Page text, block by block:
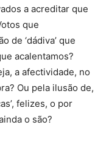
a acreditar que
que
de ‘dádiva’ que
acalentamos?
a afectividade, no
Ou pela ilusão de,
felizes, o por
o são?